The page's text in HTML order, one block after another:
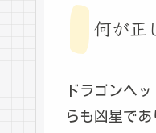
何が正
ドラゴンヘ
らも凶星で